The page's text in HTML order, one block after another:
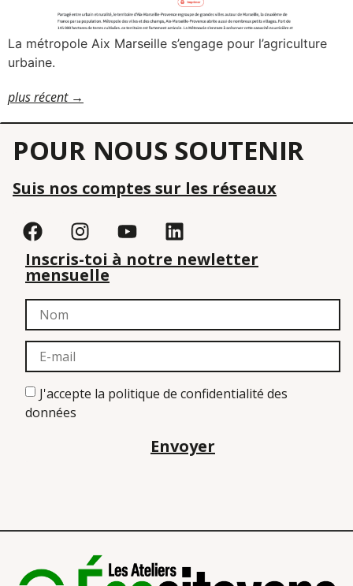
La métropole Aix Marseille s’engage pour l’agriculture
urbaine.
plus récent →
POUR NOUS SOUTENIR
Suis nos comptes sur les réseaux
Inscris-toi à notre newletter
mensuelle
J'accepte la politique de confidentialité des
données
Envoyer